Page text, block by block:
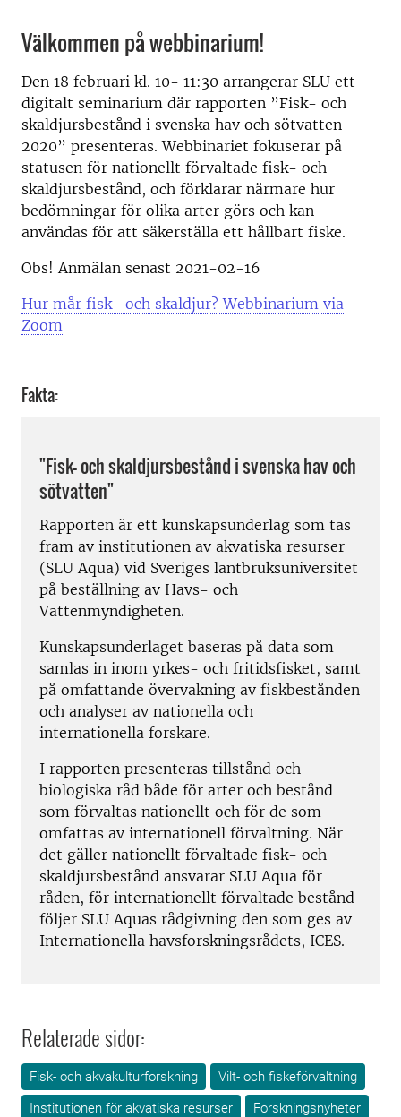
Välkommen på webbinarium!
Den 18 februari kl. 10- 11:30 arrangerar SLU ett
digitalt seminarium där rapporten ”Fisk- och
skaldjursbestånd i svenska hav och sötvatten
2020” presenteras. Webbinariet fokuserar på
statusen för nationellt förvaltade fisk- och
skaldjursbestånd, och förklarar närmare hur
bedömningar för olika arter görs och kan
användas för att säkerställa ett hållbart fiske.
Obs! Anmälan senast 2021-02-16
Hur mår fisk- och skaldjur? Webbinarium via
Zoom
Fakta:
"Fisk- och skaldjursbestånd i svenska hav och
sötvatten"
Rapporten är ett kunskapsunderlag som tas
fram av institutionen av akvatiska resurser
(SLU Aqua) vid Sveriges lantbruksuniversitet
på beställning av Havs- och
Vattenmyndigheten.
Kunskapsunderlaget baseras på data som
samlas in inom yrkes- och fritidsfisket, samt
på omfattande övervakning av fiskbestånden
och analyser av nationella och
internationella forskare.
I rapporten presenteras tillstånd och
biologiska råd både för arter och bestånd
som förvaltas nationellt och för de som
omfattas av internationell förvaltning. När
det gäller nationellt förvaltade fisk- och
skaldjursbestånd ansvarar SLU Aqua för
råden, för internationellt förvaltade bestånd
följer SLU Aquas rådgivning den som ges av
Internationella havsforskningsrådets, ICES.
Relaterade sidor:
Fisk- och akvakulturforskning
Vilt- och fiskeförvaltning
Institutionen för akvatiska resurser
Forskningsnyheter